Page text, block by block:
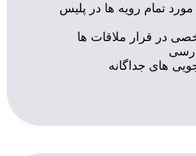
تمام رویه ها در پلیس
در قرار ملاقات ها
های جداگانه